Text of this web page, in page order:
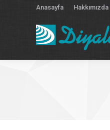
Anasayfa Hakkımızda